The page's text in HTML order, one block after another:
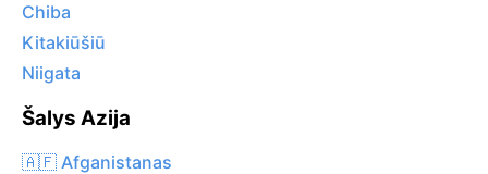
Chiba
Kitakiūšiū
Niigata
Šalys Azija
🇦🇫 Afganistanas